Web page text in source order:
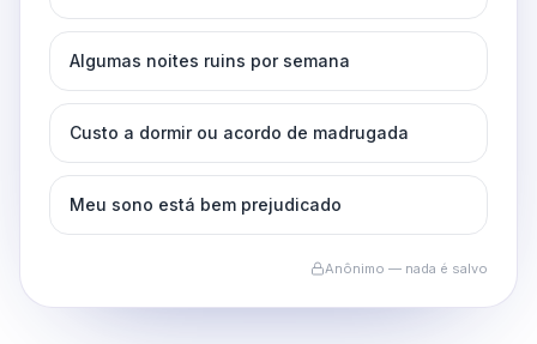
Algumas noites ruins por semana
Custo a dormir ou acordo de madrugada
Meu sono está bem prejudicado
Anônimo — nada é salvo